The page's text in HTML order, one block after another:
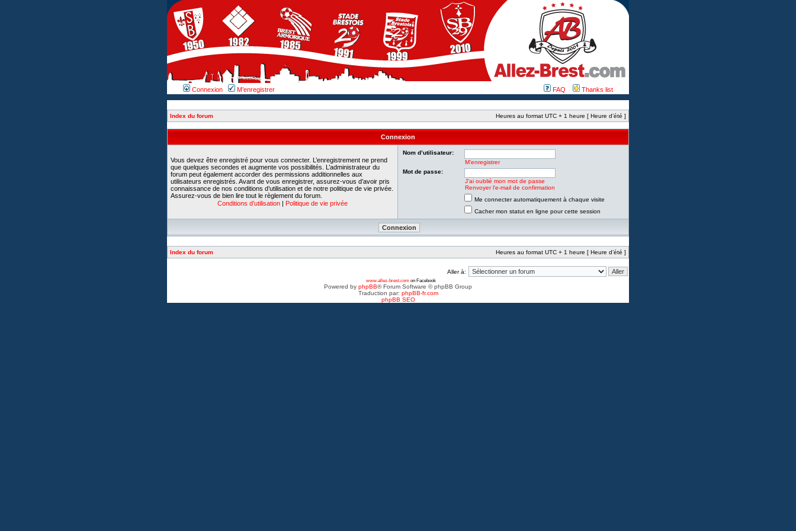
Connexion M’enregistrer FAQ Thanks list
Index du forum Heures au format UTC + 1 heure [ Heure d’été ]
Connexion
Vous devez être enregistré pour vous connecter. L’enregistrement ne prend
que quelques secondes et augmente vos possibilités. L’administrateur du
forum peut également accorder des permissions additionnelles aux
utilisateurs enregistrés. Avant de vous enregistrer, assurez-vous d’avoir pris
connaissance de nos conditions d’utilisation et de notre politique de vie privée.
Assurez-vous de bien lire tout le règlement du forum.
Conditions d’utilisation | Politique de vie privée
Nom d’utilisateur:
M’enregistrer
Mot de passe:
J’ai oublié mon mot de passe
Renvoyer l’e-mail de confirmation
Me connecter automatiquement à chaque visite
Cacher mon statut en ligne pour cette session
Index du forum Heures au format UTC + 1 heure [ Heure d’été ]
Aller à:
www.allez-brest.com on Facebook
Powered by phpBB® Forum Software © phpBB Group
Traduction par: phpBB-fr.com
phpBB SEO